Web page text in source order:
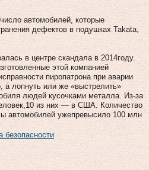
автомобилей, которые
дефектов в подушках Takata,
в центре скандала в 2014году.
этой компанией
пиропатрона при аварии
а лопнуть или же «выстрелить»
людей кусочками металла. Из-за
из них — в США. Количество
автомобилей ужепревысило 100 млн
безопасности